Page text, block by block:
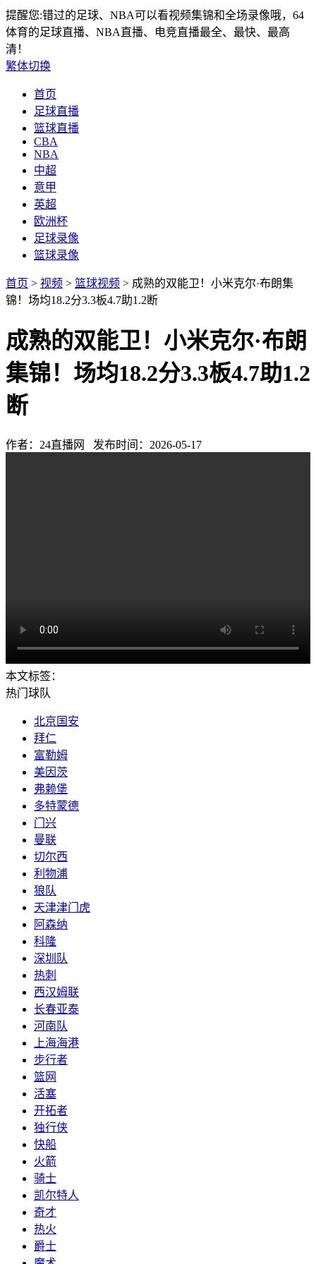
提醒您:错过的足球、NBA可以看视频集锦和全场录像哦，64
体育的足球直播、NBA直播、电竞直播最全、最快、最高
清！
繁体切换
首页
足球直播
篮球直播
CBA
NBA
中超
意甲
英超
欧洲杯
足球录像
篮球录像
首页 > 视频 > 篮球视频 > 成熟的双能卫！小米克尔·布朗集
锦！场均18.2分3.3板4.7助1.2断
成熟的双能卫！小米克尔·布朗
集锦！场均18.2分3.3板4.7助1.2
断
作者：24直播网 发布时间：2026-05-17
本文标签：
热门球队
北京国安
拜仁
富勒姆
美因茨
弗赖堡
多特蒙德
门兴
曼联
切尔西
利物浦
狼队
天津津门虎
阿森纳
科隆
深圳队
热刺
西汉姆联
长春亚泰
河南队
上海海港
步行者
篮网
活塞
开拓者
独行侠
快船
火箭
骑士
凯尔特人
奇才
热火
爵士